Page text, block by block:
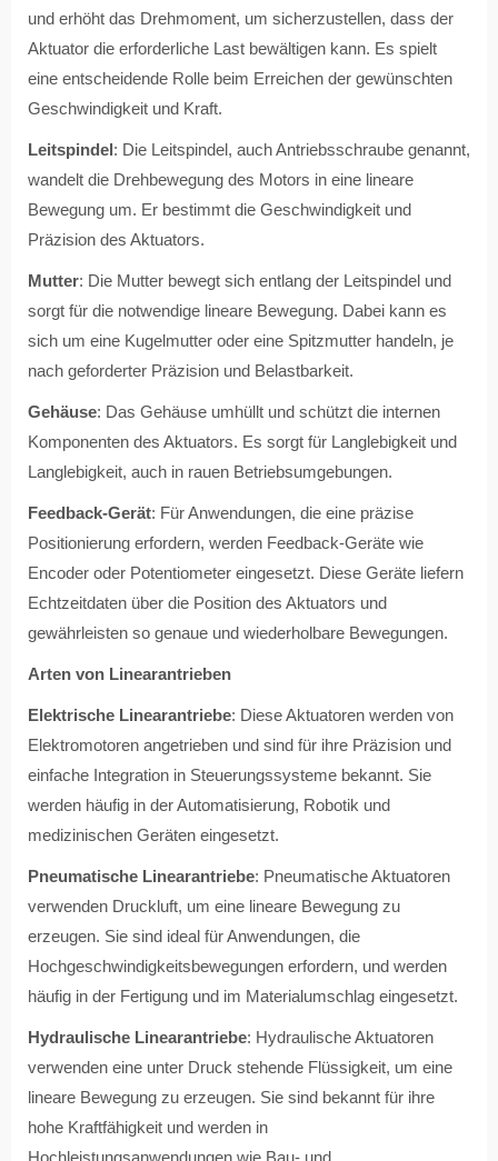
und erhöht das Drehmoment, um sicherzustellen, dass der
Aktuator die erforderliche Last bewältigen kann. Es spielt
eine entscheidende Rolle beim Erreichen der gewünschten
Geschwindigkeit und Kraft.
Leitspindel: Die Leitspindel, auch Antriebsschraube genannt,
wandelt die Drehbewegung des Motors in eine lineare
Bewegung um. Er bestimmt die Geschwindigkeit und
Präzision des Aktuators.
Mutter: Die Mutter bewegt sich entlang der Leitspindel und
sorgt für die notwendige lineare Bewegung. Dabei kann es
sich um eine Kugelmutter oder eine Spitzmutter handeln, je
nach geforderter Präzision und Belastbarkeit.
Gehäuse: Das Gehäuse umhüllt und schützt die internen
Komponenten des Aktuators. Es sorgt für Langlebigkeit und
Langlebigkeit, auch in rauen Betriebsumgebungen.
Feedback-Gerät: Für Anwendungen, die eine präzise
Positionierung erfordern, werden Feedback-Geräte wie
Encoder oder Potentiometer eingesetzt. Diese Geräte liefern
Echtzeitdaten über die Position des Aktuators und
gewährleisten so genaue und wiederholbare Bewegungen.
Arten von Linearantrieben
Elektrische Linearantriebe: Diese Aktuatoren werden von
Elektromotoren angetrieben und sind für ihre Präzision und
einfache Integration in Steuerungssysteme bekannt. Sie
werden häufig in der Automatisierung, Robotik und
medizinischen Geräten eingesetzt.
Pneumatische Linearantriebe: Pneumatische Aktuatoren
verwenden Druckluft, um eine lineare Bewegung zu
erzeugen. Sie sind ideal für Anwendungen, die
Hochgeschwindigkeitsbewegungen erfordern, und werden
häufig in der Fertigung und im Materialumschlag eingesetzt.
Hydraulische Linearantriebe: Hydraulische Aktuatoren
verwenden eine unter Druck stehende Flüssigkeit, um eine
lineare Bewegung zu erzeugen. Sie sind bekannt für ihre
hohe Kraftfähigkeit und werden in